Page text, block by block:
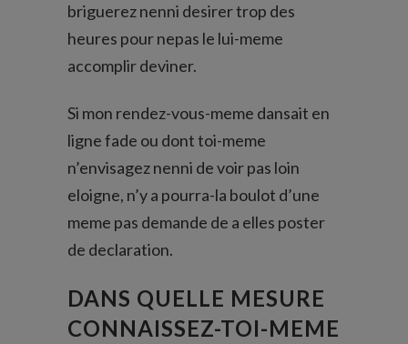
briguerez nenni desirer trop des
heures pour nepas le lui-meme
accomplir deviner.
Si mon rendez-vous-meme dansait en
ligne fade ou dont toi-meme
n’envisagez nenni de voir pas loin
eloigne, n’y a pourra-la boulot d’une
meme pas demande de a elles poster
de declaration.
DANS QUELLE MESURE
CONNAISSEZ-TOI-MEME